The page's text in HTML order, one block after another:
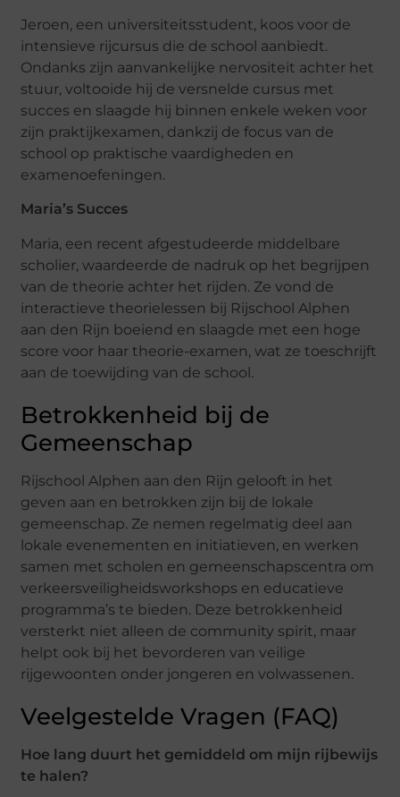
Jeroen, een universiteitsstudent, koos voor de
intensieve rijcursus die de school aanbiedt.
Ondanks zijn aanvankelijke nervositeit achter het
stuur, voltooide hij de versnelde cursus met
succes en slaagde hij binnen enkele weken voor
zijn praktijkexamen, dankzij de focus van de
school op praktische vaardigheden en
examenoefeningen.
Maria’s Succes
Maria, een recent afgestudeerde middelbare
scholier, waardeerde de nadruk op het begrijpen
van de theorie achter het rijden. Ze vond de
interactieve theorielessen bij Rijschool Alphen
aan den Rijn boeiend en slaagde met een hoge
score voor haar theorie-examen, wat ze toeschrijft
aan de toewijding van de school.
Betrokkenheid bij de
Gemeenschap
Rijschool Alphen aan den Rijn gelooft in het
geven aan en betrokken zijn bij de lokale
gemeenschap. Ze nemen regelmatig deel aan
lokale evenementen en initiatieven, en werken
samen met scholen en gemeenschapscentra om
verkeersveiligheidsworkshops en educatieve
programma’s te bieden. Deze betrokkenheid
versterkt niet alleen de community spirit, maar
helpt ook bij het bevorderen van veilige
rijgewoonten onder jongeren en volwassenen.
Veelgestelde Vragen (FAQ)
Hoe lang duurt het gemiddeld om mijn rijbewijs
te halen?